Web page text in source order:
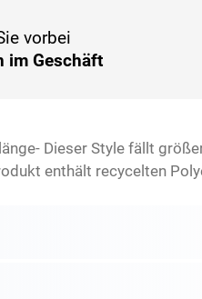
vorbei
im Geschäft
Dieser Style fällt
enthält recycelten